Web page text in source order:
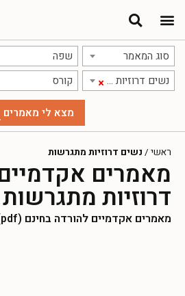
סוג המאמר שפה
× נשים דרוזיות מתגרשות קורס
ראשי / נשים דרוזיות מתגרשות
מאמרים
דרוזיות מתגרשות
מאמרים אקדמיים להורדה בחינם (pdf)